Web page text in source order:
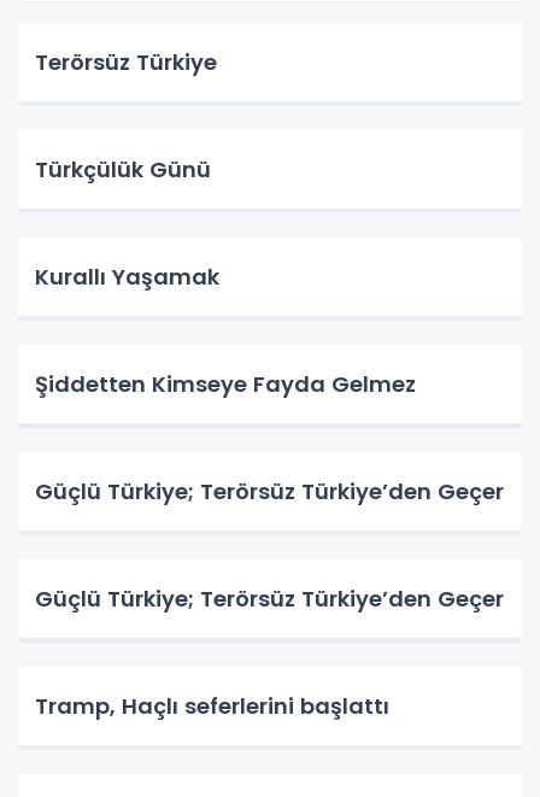
Terörsüz Türkiye
Türkçülük Günü
Kurallı Yaşamak
Şiddetten Kimseye Fayda Gelmez
Güçlü Türkiye; Terörsüz Türkiye’den Geçer
Güçlü Türkiye; Terörsüz Türkiye’den Geçer
Tramp, Haçlı seferlerini başlattı